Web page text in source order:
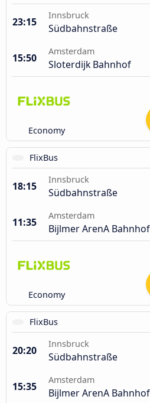
23:15
Innsbruck
Südbahnstraße
15:50
Amsterdam
Sloterdijk Bahnhof
Economy
FlixBus
18:15
Innsbruck
Südbahnstraße
11:35
Amsterdam
Bijlmer ArenA Bahnhof
Economy
FlixBus
20:20
Innsbruck
Südbahnstraße
15:35
Amsterdam
Bijlmer ArenA Bahnhof